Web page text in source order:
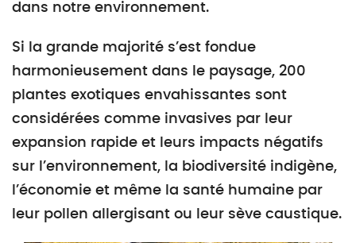
dans notre environnement.
Si la grande majorité s’est fondue
harmonieusement dans le paysage, 200
plantes exotiques envahissantes sont
considérées comme invasives par leur
expansion rapide et leurs impacts négatifs
sur l’environnement, la biodiversité indigène,
l’économie et même la santé humaine par
leur pollen allergisant ou leur sève caustique.